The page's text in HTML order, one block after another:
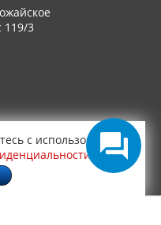
119/3
с использованием